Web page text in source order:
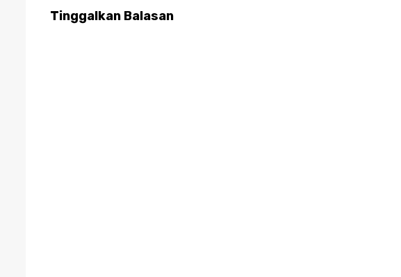
Tinggalkan Balasan